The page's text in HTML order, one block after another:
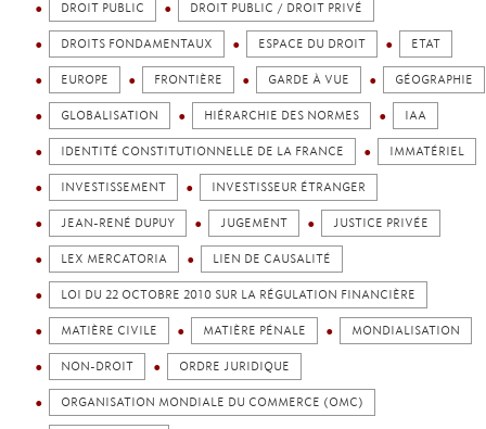
DROIT PUBLIC DROIT PUBLIC / DROIT PRIVÉ
DROITS FONDAMENTAUX ESPACE DU DROIT ETAT
EUROPE FRONTIÈRE GARDE À VUE GÉOGRAPHIE
GLOBALISATION HIÉRARCHIE DES NORMES IAA
IDENTITÉ CONSTITUTIONNELLE DE LA FRANCE IMMATÉRIEL
INVESTISSEMENT INVESTISSEUR ÉTRANGER
JEAN-RENÉ DUPUY JUGEMENT JUSTICE PRIVÉE
LEX MERCATORIA LIEN DE CAUSALITÉ
LOI DU 22 OCTOBRE 2010 SUR LA RÉGULATION FINANCIÈRE
MATIÈRE CIVILE MATIÈRE PÉNALE MONDIALISATION
NON-DROIT ORDRE JURIDIQUE
ORGANISATION MONDIALE DU COMMERCE (OMC)